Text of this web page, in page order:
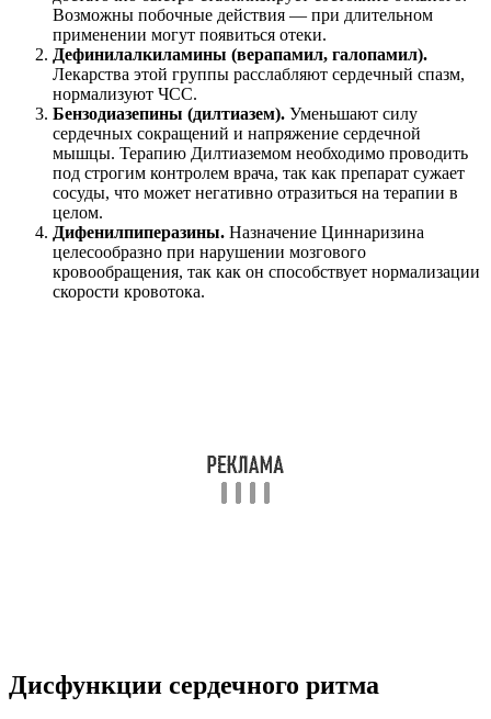
Возможны побочные действия — при длительном
применении могут появиться отеки.
Дефинилалкиламины (верапамил, галопамил).
Лекарства этой группы расслабляют сердечный спазм,
нормализуют ЧСС.
Бензодиазепины (дилтиазем). Уменьшают силу
сердечных сокращений и напряжение сердечной
мышцы. Терапию Дилтиаземом необходимо проводить
под строгим контролем врача, так как препарат сужает
сосуды, что может негативно отразиться на терапии в
целом.
Дифенилпиперазины. Назначение Циннаризина
целесообразно при нарушении мозгового
кровообращения, так как он способствует нормализации
скорости кровотока.
Дисфункции сердечного ритма